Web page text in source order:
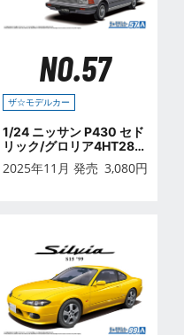
NO.57
ザ☆モデルカー
1/24 ニッサン P430 セド
リック/グロリア4HT280
Eブロアム '82
2025年11月 発売 3,080円